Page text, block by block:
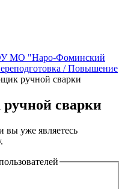
МО "Наро-Фоминский
/ Повышение
ручной сварки
сварки
вы уже являетесь